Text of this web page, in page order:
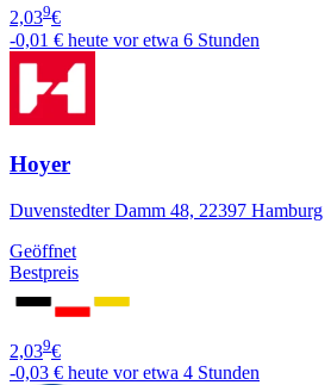
2,039€
-0,01 € heute vor etwa 6 Stunden
Hoyer
Duvenstedter Damm 48, 22397 Hamburg
Geöffnet
Bestpreis
2,039€
-0,03 € heute vor etwa 4 Stunden